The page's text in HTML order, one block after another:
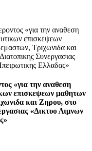
«για την αναθεση
επισκεψεων
Τριχωνιδα και
Συνεργασιας
Ελλαδας»
«για την αναθεση
επισκεψεων μαθητων
και Ζηρου, στο
«Δικτυο Λιμνων